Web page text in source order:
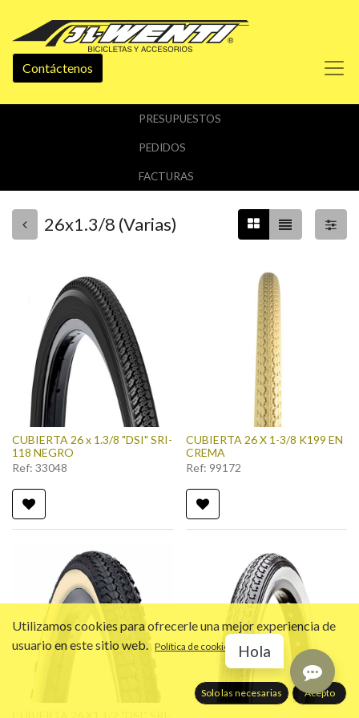
Contáctenos
PRESUPUESTOS
PEDIDOS
FACTURAS
26x1.3/8 (Varias)
CUBIERTA 26 x 1.3/8 "DSI" SRI-
118 NEGRO
Ref: 33048
CUBIERTA 26 X 1-3/8 K199 EN
CREMA
Ref: 99172
CUBIERTA 26 X1 1/2 "DSI" SRI-
Utilizamos cookies para ofrecerle una mejor experiencia de
usuario en este sitio web. Política de cookies
Solo las necesarias Acepto
Hola